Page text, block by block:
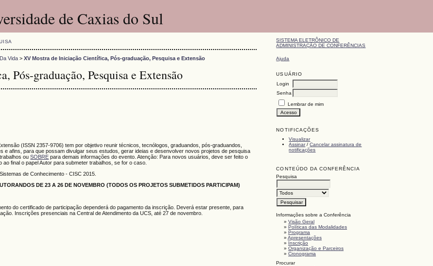
de Caxias do Sul
SISTEMA ELETRÔNICO DE
ADMINISTRAÇÃO DE CONFERÊNCIAS
Ajuda
USUÁRIO
Login
Senha
Lembrar de mim
NOTIFICAÇÕES
Visualizar
Assinar/Cancelar assinatura de
notificações
CONTEÚDO DA CONFERÊNCIA
Pesquisa
Informações sobre a Conferência
»Visão Geral
»Políticas das Modalidades
»Programa
»Apresentações
» Inscrição
»Organização e Parceiros
»Cronograma
Procurar
Vida >XV Mostra de Iniciação Científica, Pós-graduação, Pesquisa e Extensão
graduação, Pesquisa e Extensão
(ISSN 2357-9706) tem por objetivo reunir técnicos, tecnólogos, graduandos, pós-graduandos,
afins, para que possam divulgar seus estudos, gerar ideias e desenvolver novos projetos de pesquisa
ouSOBRE para demais informações do evento. Atenção: Para novos usuários, deve ser feito o
ao final o papel Autor para submeter trabalhos, se for o caso.
de Conhecimento - CISC 2015.
DE 23 A 26 DE NOVEMBRO (TODOS OS PROJETOS SUBMETIDOS PARTICIPAM)
do certificado de participação dependerá do pagamento da inscrição. Deverá estar presente, para
Inscrições presenciais na Central de Atendimento da UCS, até 27 de novembro.